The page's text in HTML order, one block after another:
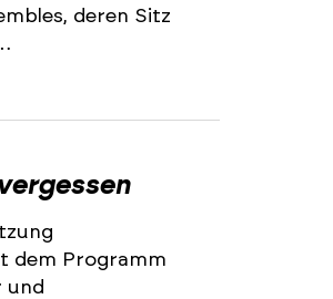
deren Sitz
dem Programm
und